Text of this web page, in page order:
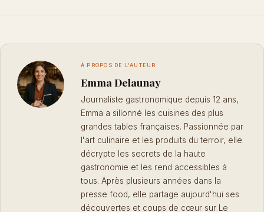
À PROPOS DE L'AUTEUR
Emma Delaunay
Journaliste gastronomique depuis 12 ans,
Emma a sillonné les cuisines des plus
grandes tables françaises. Passionnée par
l'art culinaire et les produits du terroir, elle
décrypte les secrets de la haute
gastronomie et les rend accessibles à
tous. Après plusieurs années dans la
presse food, elle partage aujourd'hui ses
découvertes et coups de cœur sur Le